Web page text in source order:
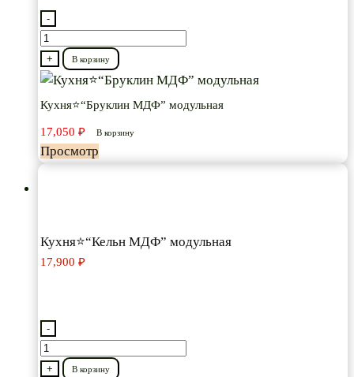
-
Количество
товара
Кухня⭐“Бруклин
модульная
+ В корзину
Кухня⭐“Бруклин МДФ” модульная
17,050 ₽ В корзину
Просмотр
Кухня⭐“Кельн МДФ” модульная
17,900 ₽
-
Количество
товара
+ В корзину